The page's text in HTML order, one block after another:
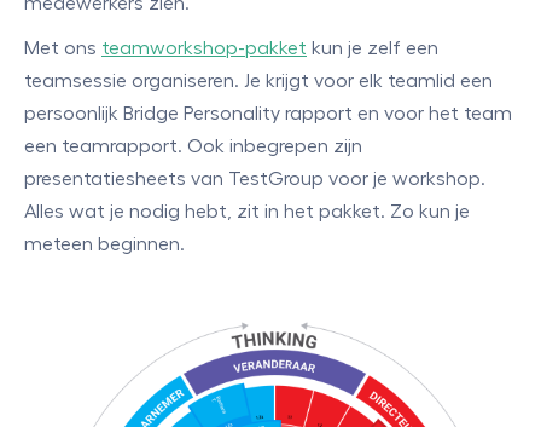
Met ons teamworkshop-pakket kun je zelf een
teamsessie organiseren. Je krijgt voor elk teamlid een
persoonlijk Bridge Personality rapport en voor het team
een teamrapport. Ook inbegrepen zijn
presentatiesheets van TestGroup voor je workshop.
Alles wat je nodig hebt, zit in het pakket. Zo kun je
meteen beginnen.